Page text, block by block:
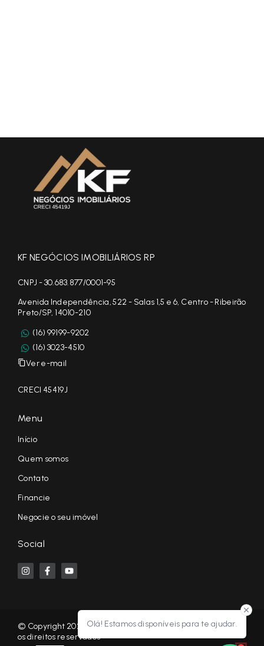
Olá! Estamos disponíveis para te ajudar.
KF NEGÓCIOS IMOBILIÁRIOS RP
CNPJ - 30.683.877/0001-95
Avenida Independência, 522 - Salas 1,5 e 6, Centro - Ribeirão
Preto/SP, 14010-210
(16) 99199-9202
(16) 3023-4510
Ver e-mail
CRECI 45419J
Menu
Início
Quem somos
Contato
Financie
Negocie o seu imóvel
Social
© Copyright 2026 - KF NEGÓCIOS IMOBILIÁRIOS RP - Todos
os direitos reservados